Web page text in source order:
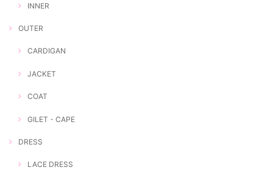
INNER
OUTER
CARDIGAN
JACKET
COAT
GILET・CAPE
DRESS
LACE DRESS